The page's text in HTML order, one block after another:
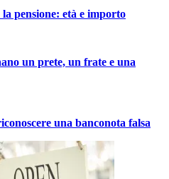
la pensione: età e importo
un prete, un frate e una
una banconota falsa